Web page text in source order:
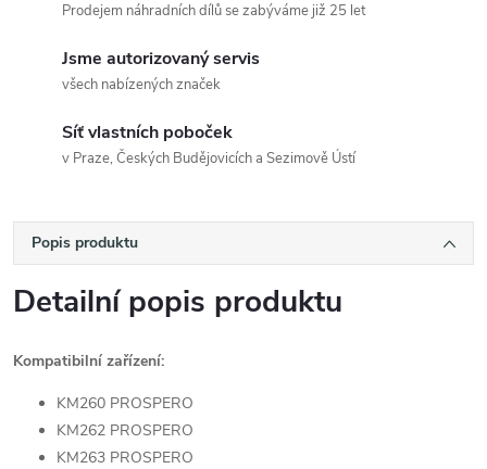
Prodejem náhradních dílů se zabýváme již 25 let
Jsme autorizovaný servis
všech nabízených značek
Síť vlastních poboček
v Praze, Českých Budějovicích a Sezimově Ústí
Popis produktu
Detailní popis produktu
Kompatibilní zařízení:
KM260 PROSPERO
KM262 PROSPERO
KM263 PROSPERO